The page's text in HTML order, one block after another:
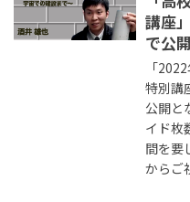
講座
で公
「
特別講
公開と
イド枚
間を要
からご